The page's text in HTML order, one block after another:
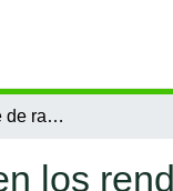
Uso de Poda simple de ramas y su efecto en los rendimientos y calidad poscosecha de cinco híbridos de tomate
los